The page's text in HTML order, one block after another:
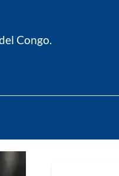
Congo.